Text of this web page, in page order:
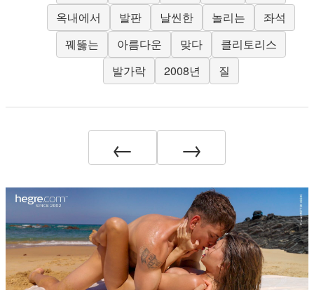
옥내에서
발판 날씬한 놀리는
좌석
꿰뚫는
아름다운 맞다
클리토리스
발가락
2008년 질
← →